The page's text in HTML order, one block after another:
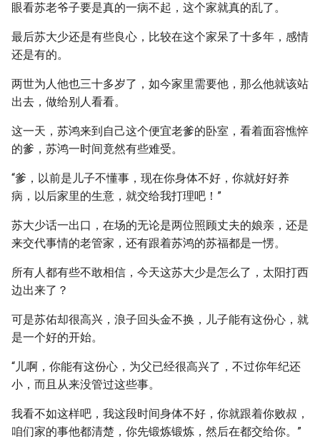
眼看苏老爷子要是真的一病不起，这个家就真的乱了。
最后苏大少还是有些良心，比较在这个家呆了十多年，感情
还是有的。
两世为人他也三十多岁了，如今家里需要他，那么他就该站
出去，做给别人看看。
这一天，苏鸿来到自己这个便宜老爹的卧室，看着面容憔悴
的爹，苏鸿一时间竟然有些难受。
“爹，以前是儿子不懂事，现在你身体不好，你就好好养
病，以后家里的生意，就交给我打理吧！”
苏大少话一出口，在场的无论是两位照顾丈夫的娘亲，还是
来交代事情的老管家，还有跟着苏鸿的苏福都是一愣。
所有人都有些不敢相信，今天这苏大少是怎么了，太阳打西
边出来了？
可是苏佑却很高兴，浪子回头金不换，儿子能有这份心，就
是一个好的开始。
“儿啊，你能有这份心，为父已经很高兴了，不过你年纪还
小，而且从来没管过这些事。
我看不如这样吧，我这段时间身体不好，你就跟着你败叔，
咱们家的事他都清楚，你先锻炼锻炼，然后在都交给你。”